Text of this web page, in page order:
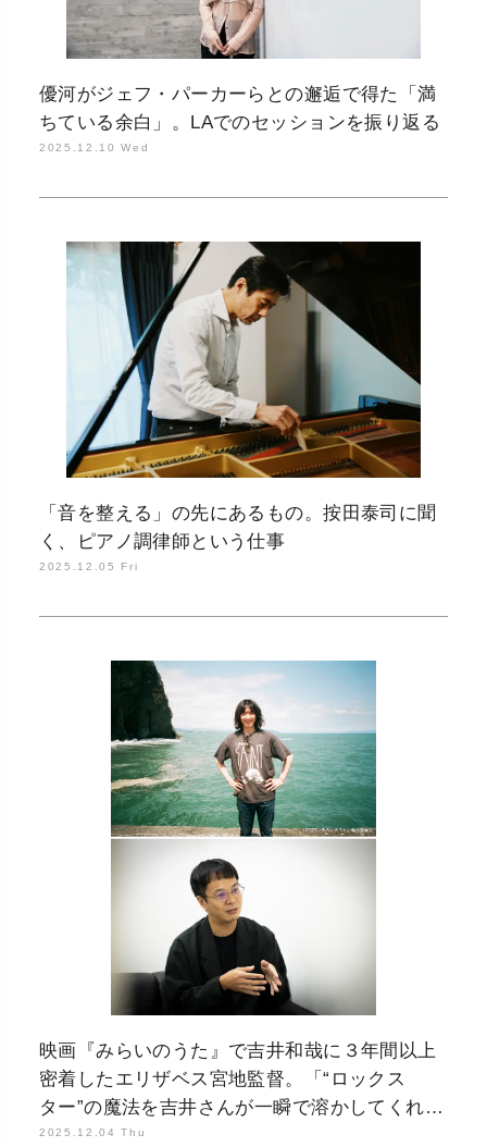
優河がジェフ・パーカーらとの邂逅で得た「満
ちている余白」。LAでのセッションを振り返る
2025.12.10 Wed
「音を整える」の先にあるもの。按田泰司に聞
く、ピアノ調律師という仕事
2025.12.05 Fri
映画『みらいのうた』で吉井和哉に３年間以上
密着したエリザベス宮地監督。「“ロックス
ター”の魔法を吉井さんが一瞬で溶かしてくれ
た」
2025.12.04 Thu